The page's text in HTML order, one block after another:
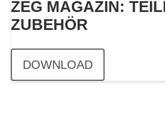
ZEG MAGAZIN:
ZUBEHÖR
DOWNLOAD